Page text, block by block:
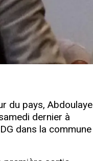
du pays, Abdoulaye
dernier à
dans la commune